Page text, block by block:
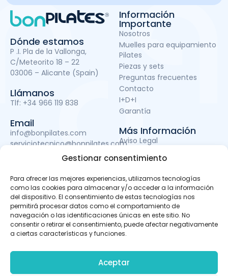
Gestionar consentimiento
Para ofrecer las mejores experiencias, utilizamos tecnologías
como las cookies para almacenar y/o acceder a la información
del dispositivo. El consentimiento de estas tecnologías nos
permitirá procesar datos como el comportamiento de
navegación o las identificaciones únicas en este sitio. No
consentir o retirar el consentimiento, puede afectar negativamente
a ciertas características y funciones.
Aceptar
Dónde estamos
P .I. Pla de la Vallonga,
C/Meteorito 18 – 22
03006 – Alicante (Spain)
Llámanos
Tlf: +34 966 119 838
Email
info@bonpilates.com
serviciotecnico@bonpilates.com
Información
Importante
Nosotros
Muelles para equipamiento
Pilates
Piezas y sets
Preguntas frecuentes
Contacto
I+D+I
Garantía
Más Información
Aviso Legal
Política de Privacidad
Política de cookies
Subvenciones
BONPILATES S.L. ha sido beneficiaria del Fondo Europeo de
Desarrollo Regional cuyo objetivo es mejorar el uso y la
calidad de las tecnologías de la información y de las
apps móviles, otro de Desarrollo de material promocional